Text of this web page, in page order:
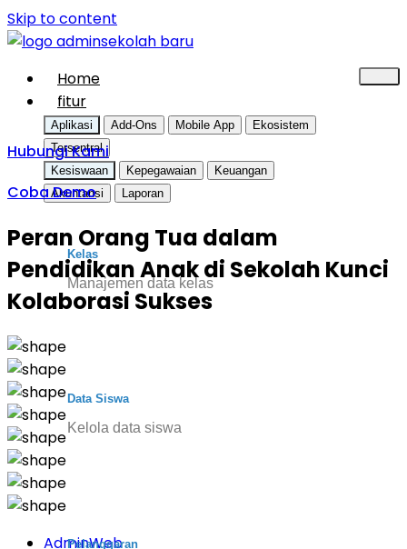
Skip to content
Home
fitur
Aplikasi Add-Ons Mobile App
Ekosistem
Tersentral
Kesiswaan
Kepegawaian
Keuangan
Akuntansi
Laporan
Kelas
Manajemen data kelas
Data Siswa
Kelola data siswa
Pelanggaran
Hubungi Kami
Coba Demo
Peran Orang Tua dalam
Pendidikan Anak di Sekolah Kunci
Kolaborasi Sukses
AdminWeb